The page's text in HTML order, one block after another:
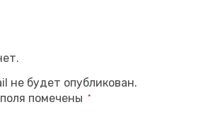
не будет опубликован.
помечены
*